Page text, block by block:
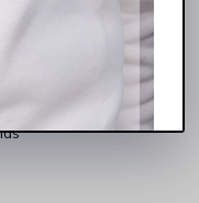
Outono/Inverno?
térmico e mobilidade
casacos
sofisticado